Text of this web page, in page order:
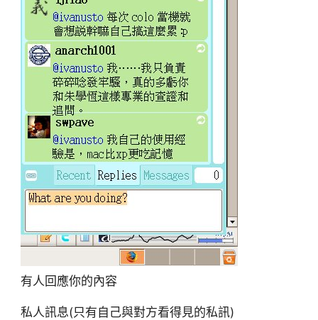
有人回應你的內容
私人訊息(只有自己與對方看得見的私訊)